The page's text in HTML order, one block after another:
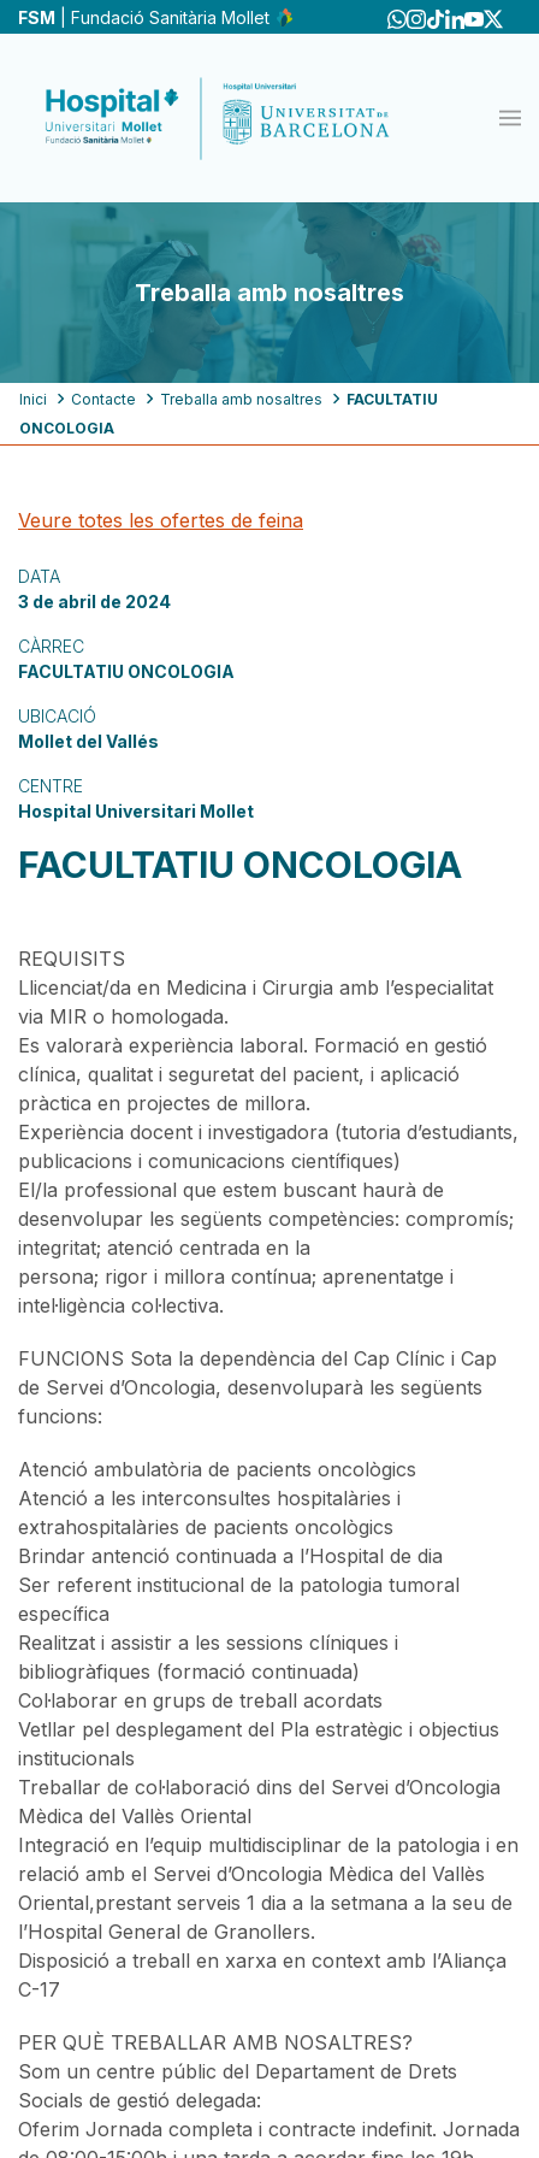
Vés
FSM | Fundació Sanitària Mollet
Treballa amb nosaltres
Fil
d'ariadna
Inici Contacte Treballa amb nosaltres
FACULTATIU
ONCOLOGIA
Veure totes les ofertes de feina
DATA
3 de abril de 2024
CÀRREC
FACULTATIU ONCOLOGIA
UBICACIÓ
Mollet del Vallés
CENTRE
Hospital Universitari Mollet
FACULTATIU ONCOLOGIA
REQUISITS
Llicenciat/da en Medicina i Cirurgia amb l’especialitat
via MIR o homologada.
Es valorarà experiència laboral. Formació en gestió
clínica, qualitat i seguretat del pacient, i aplicació
pràctica en projectes de millora.
Experiència docent i investigadora (tutoria d’estudiants,
publicacions i comunicacions científiques)
El/la professional que estem buscant haurà de
desenvolupar les següents competències: compromís;
integritat; atenció centrada en la
persona; rigor i millora contínua; aprenentatge i
intel·ligència col·lectiva.
FUNCIONS Sota la dependència del Cap Clínic i Cap
de Servei d’Oncologia, desenvoluparà les següents
funcions:
Atenció ambulatòria de pacients oncològics
Atenció a les interconsultes hospitalàries i
extrahospitalàries de pacients oncològics
Brindar antenció continuada a l’Hospital de dia
Ser referent institucional de la patologia tumoral
específica
Realitzat i assistir a les sessions clíniques i
bibliogràfiques (formació continuada)
Col·laborar en grups de treball acordats
Vetllar pel desplegament del Pla estratègic i objectius
institucionals
Treballar de col·laboració dins del Servei d’Oncologia
Mèdica del Vallès Oriental
Integració en l’equip multidisciplinar de la patologia i en
relació amb el Servei d’Oncologia Mèdica del Vallès
Oriental,prestant serveis 1 dia a la setmana a la seu de
l’Hospital General de Granollers.
Disposició a treball en xarxa en context amb l’Aliança
C-17
PER QUÈ TREBALLAR AMB NOSALTRES?
Som un centre públic del Departament de Drets
Socials de gestió delegada:
Oferim Jornada completa i contracte indefinit. Jornada